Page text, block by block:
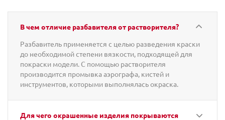
В чем отличие разбавителя от растворителя?
Разбавитель применяется с целью разведения краски
до необходимой степени вязкости, подходящей для
покраски модели. С помощью растворителя
производится промывка аэрографа, кистей и
инструментов, которыми выполнялась окраска.
Для чего окрашенные изделия покрываются